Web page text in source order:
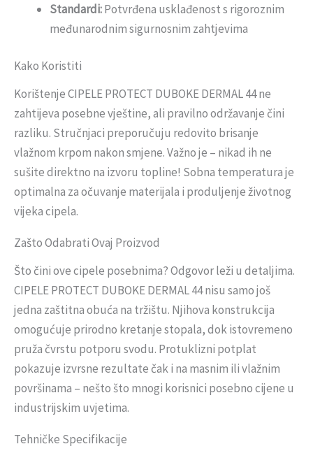
Standardi:Potvrđena usklađenost s rigoroznim
međunarodnim sigurnosnim zahtjevima
Kako Koristiti
Korištenje CIPELE PROTECT DUBOKE DERMAL 44 ne
zahtijeva posebne vještine, ali pravilno održavanje čini
razliku. Stručnjaci preporučuju redovito brisanje
vlažnom krpom nakon smjene. Važno je – nikad ih ne
sušite direktno na izvoru topline! Sobna temperatura je
optimalna za očuvanje materijala i produljenje životnog
vijeka cipela.
Zašto Odabrati Ovaj Proizvod
Što čini ove cipele posebnima? Odgovor leži u detaljima.
CIPELE PROTECT DUBOKE DERMAL 44 nisu samo još
jedna zaštitna obuća na tržištu. Njihova konstrukcija
omogućuje prirodno kretanje stopala, dok istovremeno
pruža čvrstu potporu svodu. Protuklizni potplat
pokazuje izvrsne rezultate čak i na masnim ili vlažnim
površinama – nešto što mnogi korisnici posebno cijene u
industrijskim uvjetima.
Tehničke Specifikacije